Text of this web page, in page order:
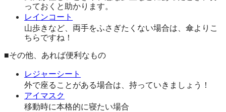
っておくと助かります。
レインコート
山歩きなど、両手をふさぎたくない場合は、傘よりこ
ちらですね！
■その他、あれば便利なもの
レジャーシート
外で座ることがある場合は、持っていきましょう！
アイマスク
移動時に本格的に寝たい場合